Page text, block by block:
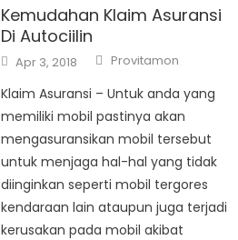
Kemudahan Klaim Asuransi
Di Autociilin
Posted
on
Apr 3, 2018 Author
Provitamon
Klaim Asuransi – Untuk anda yang
memiliki mobil pastinya akan
mengasuransikan mobil tersebut
untuk menjaga hal-hal yang tidak
diinginkan seperti mobil tergores
kendaraan lain ataupun juga terjadi
kerusakan pada mobil akibat